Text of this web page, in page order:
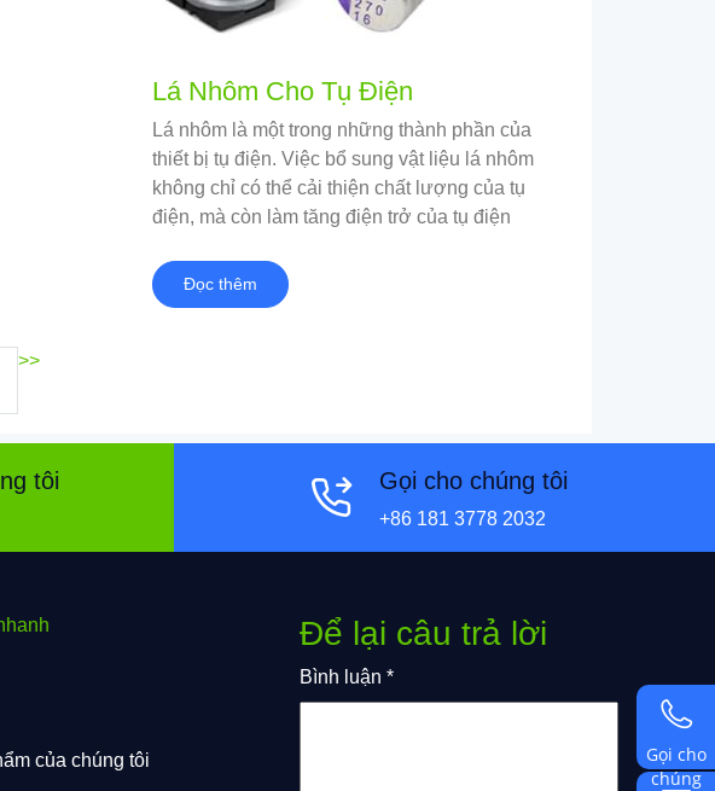
Lá Nhôm Cho Tụ Điện
Lá nhôm là một trong những thành phần của
thiết bị tụ điện. Việc bổ sung vật liệu lá nhôm
không chỉ có thể cải thiện chất lượng của tụ
điện, mà còn làm tăng điện trở của tụ điện
điện.Đọc thêm
>>
tôi Gọi cho chúng tôi
+86 181 3778 2032
của chúng tôi
Để lại câu trả lời
Bình luận *
Gọi cho
chúng